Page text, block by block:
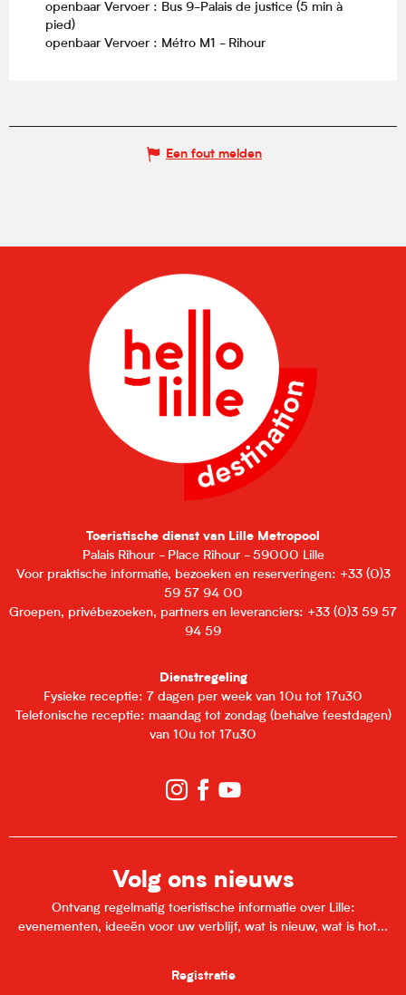
openbaar Vervoer : Bus 9-Palais de justice (5 min à
pied)
openbaar Vervoer : Métro M1 - Rihour
Een fout melden
Toeristische dienst van Lille Metropool
Palais Rihour - Place Rihour - 59000 Lille
Voor praktische informatie, bezoeken en reserveringen: +33 (0)3
59 57 94 00
Groepen, privébezoeken, partners en leveranciers: +33 (0)3 59 57
94 59
Dienstregeling
Fysieke receptie: 7 dagen per week van 10u tot 17u30
Telefonische receptie: maandag tot zondag (behalve feestdagen)
van 10u tot 17u30
Volg ons nieuws
Ontvang regelmatig toeristische informatie over Lille:
evenementen, ideeën voor uw verblijf, wat is nieuw, wat is hot...
Registratie